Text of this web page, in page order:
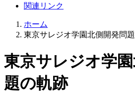
関連リンク
ホーム
東京サレジオ学園北側開発問
東京サレジオ学
題の軌跡